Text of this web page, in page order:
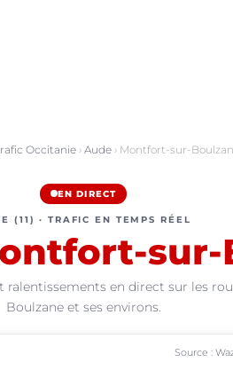
Occitanie › Aude › Montfort-sur-
EN DIRECT
(11) · TRAFIC EN TEMPS RÉEL
sur-
ralentissements en direct sur les
Boulzane et ses environs.
Source :